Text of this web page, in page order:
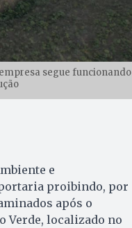
segue funcionando
e
proibindo, por
após o
Verde, localizado no